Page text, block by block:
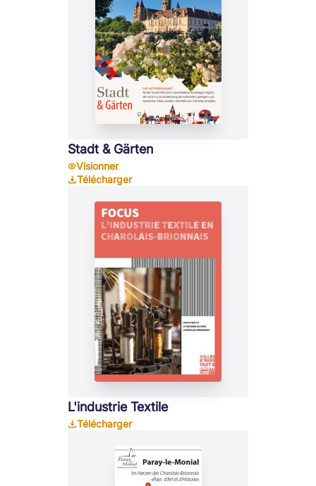
Stadt & Gärten
Visionner
Télécharger
L'industrie Textile
Télécharger